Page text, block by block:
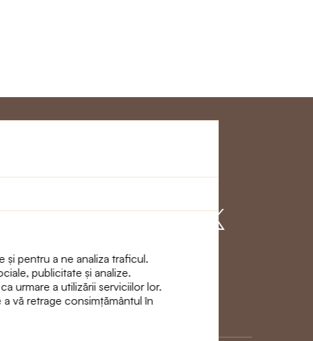
pentru a ne analiza traficul.
publicitate și analize.
urmare a utilizării serviciilor lor.
vă retrage consimțământul în
noi